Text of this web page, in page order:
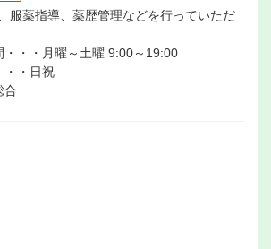
服薬指導、薬歴管理などを行っていただ
・・・月曜～土曜 9:00～19:00
・・日祝
合